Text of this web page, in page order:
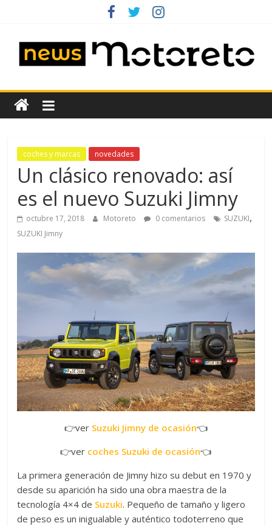
News
Motoreto
Noticias
coches
de
ocasión
coches y marcas novedades
Un clásico renovado: así
es el nuevo Suzuki Jimny
octubre 17, 2018 Motoreto 0 comentarios SUZUKI,
SUZUKI Jimny
👉ver Suzuki Jimny de ocasión👈
👉ver coches Suzuki de ocasión👈
La primera generación de Jimny hizo su debut en 1970 y
desde su aparición ha sido una obra maestra de la
tecnología 4×4 de Suzuki. Pequeño de tamaño y ligero
de peso es un inigualable y auténtico todoterreno que